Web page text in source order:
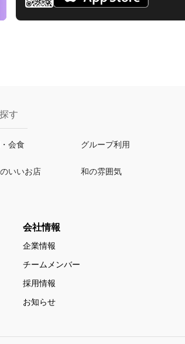
す
会食 グループ利用
いいお店 和の雰囲気
会社情報
企業情報
チームメンバー
採用情報
お知らせ